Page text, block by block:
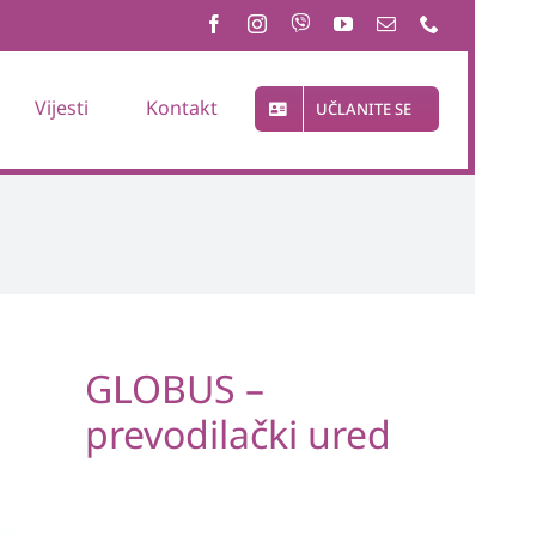
Vijesti Kontakt UČLANITE SE
GLOBUS –
prevodilački ured